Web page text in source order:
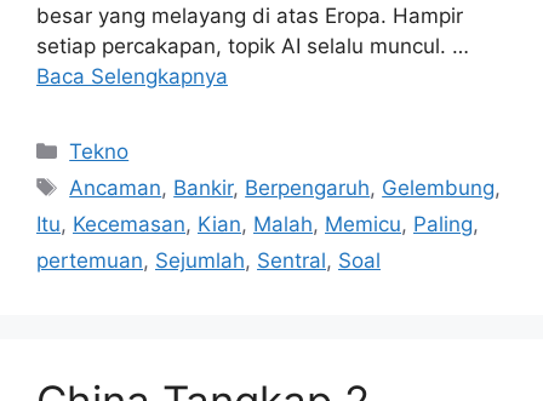
besar yang melayang di atas Eropa. Hampir
setiap percakapan, topik AI selalu muncul. …
Baca Selengkapnya
Kategori
Tekno
Tag
Ancaman, Bankir, Berpengaruh, Gelembung,
Itu, Kecemasan, Kian, Malah, Memicu, Paling,
pertemuan, Sejumlah, Sentral, Soal